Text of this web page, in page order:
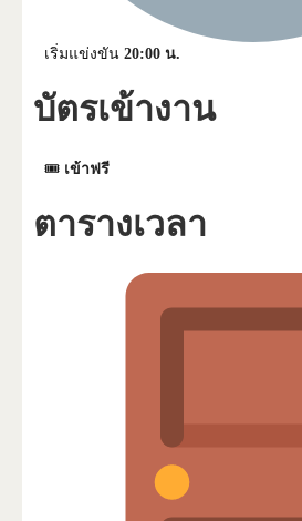
เริ่มแข่งขัน 20:00 น.
บัตรเข้างาน
🎟 เข้าฟรี
ตารางเวลา